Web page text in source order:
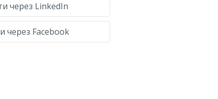
через LinkedIn
через Facebook